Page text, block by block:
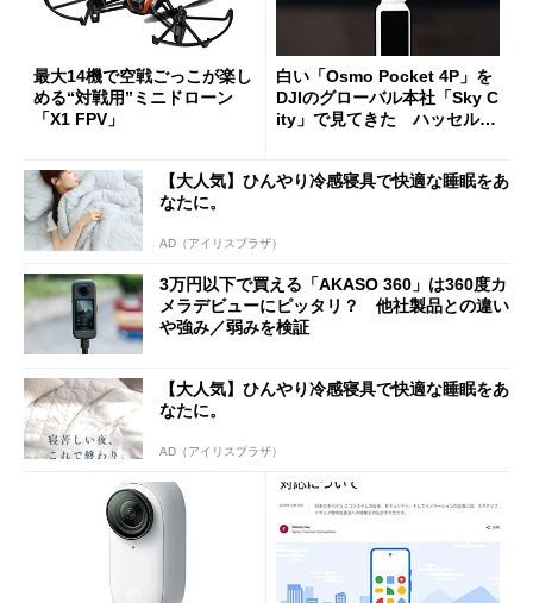
最大14機で空戦ごっこが楽し
める“対戦用”ミニドローン
「X1 FPV」
白い「Osmo Pocket 4P」を
DJIのグローバル本社「Sky C
ity」で見てきた ハッセルブ
【大人気】ひんやり冷感寝具で快適な睡眠をあ
なたに。
AD（アイリスプラザ）
3万円以下で買える「AKASO 360」は360度カ
メラデビューにピッタリ？ 他社製品との違い
や強み／弱みを検証
【大人気】ひんやり冷感寝具で快適な睡眠をあ
なたに。
AD（アイリスプラザ）